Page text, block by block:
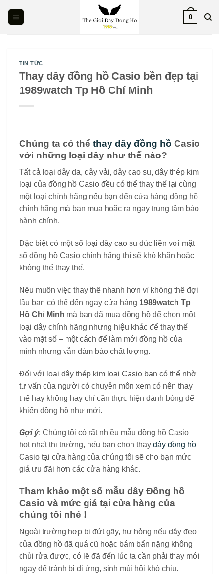
0
TIN TỨC
Thay dây đồng hồ Casio bền đẹp tại
1989watch Tp Hồ Chí Minh
Chúng ta có thể thay dây đồng hồ Casio
với những loại dây như thế nào?
Tất cả loại dây da, dây vải, dây cao su, dây thép kim
loại của đồng hồ Casio đều có thể thay thế lại cùng
một loại chính hãng nếu bạn đến cửa hàng đồng hồ
chính hãng mà bạn mua hoặc ra ngay trung tâm bảo
hành chính.
Đặc biệt có một số loại dây cao su đúc liền với mặt
số đồng hồ Casio chính hãng thì sẽ khó khăn hoặc
không thể thay thế.
Nếu muốn việc thay thế nhanh hơn vì không thể đợi
lâu bạn có thể đến ngay cửa hàng 1989watch Tp
Hồ Chí Minh mà bạn đã mua đồng hồ để chọn một
loại dây chính hãng nhưng hiệu khác để thay thế
vào mặt số – một cách để làm mới đồng hồ của
mình nhưng vẫn đảm bảo chất lượng.
Đối với loại dây thép kim loại Casio bạn có thể nhờ
tư vấn của người có chuyên môn xem có nên thay
thế hay không hay chỉ cần thực hiện đánh bóng để
khiến đồng hồ như mới.
Gợi ý: Chúng tôi có rất nhiều mẫu đồng hồ Casio
hot nhất thị trường, nếu bạn chọn thay dây đồng hồ
Casio tại cửa hàng của chúng tôi sẽ cho bạn mức
giá ưu đãi hơn các cửa hàng khác.
Tham khảo một số mẫu dây Đồng hồ
Casio và mức giá tại cửa hàng của
chúng tôi nhé !
Ngoài trường hợp bị đứt gãy, hư hỏng nếu dây đeo
của đồng hồ đã quá cũ hoặc bám bẩn nặng không
chùi rửa được, có lẽ đã đến lúc ta cần phải thay mới
ngay để tránh bị dị ứng, sinh mùi hôi khó chịu.